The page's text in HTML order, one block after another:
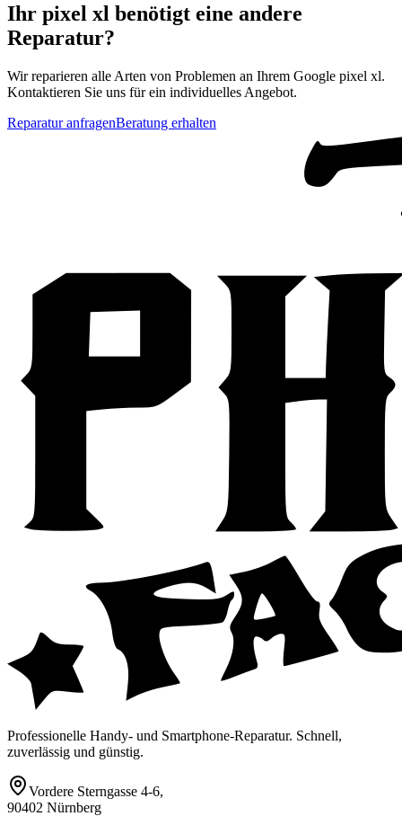
Ihr pixel xl benötigt eine andere
Reparatur?
Wir reparieren alle Arten von Problemen an Ihrem Google pixel xl.
Kontaktieren Sie uns für ein individuelles Angebot.
Reparatur anfragenBeratung erhalten
Professionelle Handy- und Smartphone-Reparatur. Schnell,
zuverlässig und günstig.
Vordere Sterngasse 4-6,
90402 Nürnberg